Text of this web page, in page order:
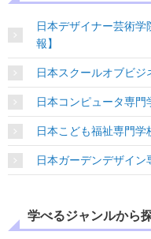
日本デザイナー芸術
報】
日本スクールオブビジ
日本コンピュータ専門
日本こども福祉専門学
日本ガーデンデザイン
学べるジャンルから